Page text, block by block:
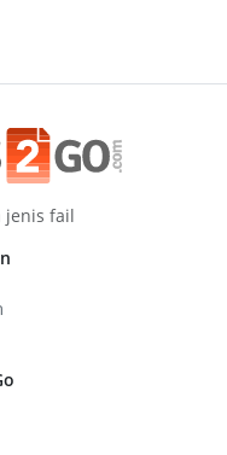
jenis fail